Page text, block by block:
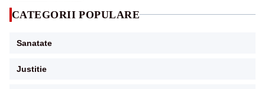
CATEGORII POPULARE
Sanatate
Justitie